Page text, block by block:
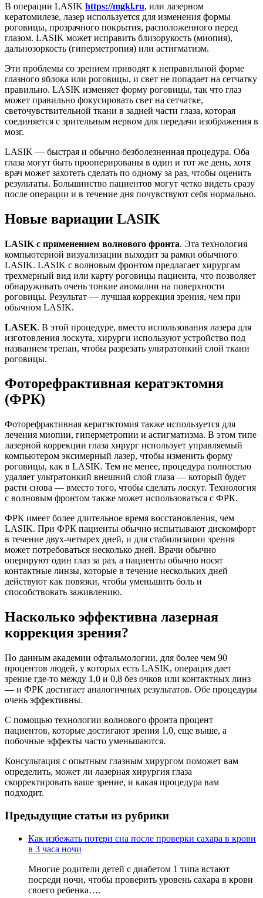
В операции LASIK https://mgkl.ru, или лазерном
кератомилезе, лазер используется для изменения формы
роговицы, прозрачного покрытия, расположенного перед
глазом. LASIK может исправить близорукость (миопия),
дальнозоркость (гиперметропия) или астигматизм.
Эти проблемы со зрением приводят к неправильной форме
глазного яблока или роговицы, и свет не попадает на сетчатку
правильно. LASIK изменяет форму роговицы, так что глаз
может правильно фокусировать свет на сетчатке,
светочувствительной ткани в задней части глаза, которая
соединяется с зрительным нервом для передачи изображения в
мозг.
LASIK — быстрая и обычно безболезненная процедура. Оба
глаза могут быть прооперированы в один и тот же день, хотя
врач может захотеть сделать по одному за раз, чтобы оценить
результаты. Большинство пациентов могут четко видеть сразу
после операции и в течение дня почувствуют себя нормально.
Новые вариации LASIK
LASIK с применением волнового фронта. Эта технология
компьютерной визуализации выходит за рамки обычного
LASIK. LASIK с волновым фронтом предлагает хирургам
трехмерный вид или карту роговицы пациента, что позволяет
обнаруживать очень тонкие аномалии на поверхности
роговицы. Результат — лучшая коррекция зрения, чем при
обычном LASIK.
LASEK. В этой процедуре, вместо использования лазера для
изготовления лоскута, хирурги используют устройство под
названием трепан, чтобы разрезать ультратонкий слой ткани
роговицы.
Фоторефрактивная кератэктомия
(ФРК)
Фоторефрактивная кератэктомия также используется для
лечения миопии, гиперметропии и астигматизма. В этом типе
лазерной коррекции глаза хирург использует управляемый
компьютером эксимерный лазер, чтобы изменить форму
роговицы, как в LASIK. Тем не менее, процедура полностью
удаляет ультратонкий внешний слой глаза — который будет
расти снова — вместо того, чтобы сделать лоскут. Технология
с волновым фронтом также может использоваться с ФРК.
ФРК имеет более длительное время восстановления, чем
LASIK. При ФРК пациенты обычно испытывают дискомфорт
в течение двух-четырех дней, и для стабилизации зрения
может потребоваться несколько дней. Врачи обычно
оперируют один глаз за раз, а пациенты обычно носят
контактные линзы, которые в течение нескольких дней
действуют как повязки, чтобы уменьшить боль и
способствовать заживлению.
Насколько эффективна лазерная
коррекция зрения?
По данным академии офтальмологии, для более чем 90
процентов людей, у которых есть LASIK, операция дает
зрение где-то между 1,0 и 0,8 без очков или контактных линз
— и ФРК достигает аналогичных результатов. Обе процедуры
очень эффективны.
С помощью технологии волнового фронта процент
пациентов, которые достигают зрения 1,0, еще выше, а
побочные эффекты часто уменьшаются.
Консультация с опытным глазным хирургом поможет вам
определить, может ли лазерная хирургия глаза
скорректировать ваше зрение, и какая процедура вам
подходит.
Предыдущие статьи из рубрики
Как избежать потери сна после проверки сахара в крови
в 3 часа ночи
Многие родители детей с диабетом 1 типа встают
посреди ночи, чтобы проверить уровень сахара в крови
своего ребенка….